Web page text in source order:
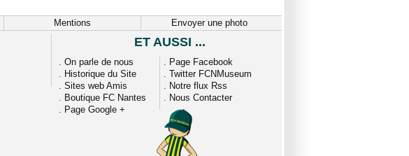
Mentions Envoyer une photo
ET AUSSI ...
. On parle de nous
. Historique du Site
. Sites web Amis
. Boutique FC Nantes
. Page Google +
. Page Facebook
. Twitter FCNMuseum
. Notre flux Rss
. Nous Contacter